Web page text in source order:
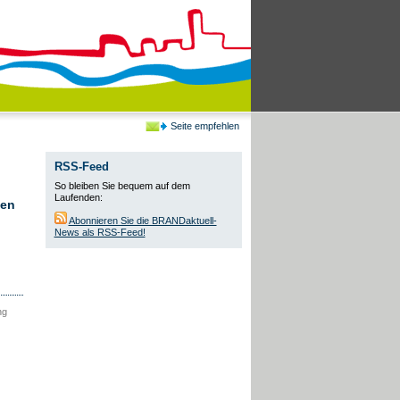
Seite empfehlen
RSS-Feed
So bleiben Sie bequem auf dem
Laufenden:
Abonnieren Sie die BRANDaktuell-
News als RSS-Feed!